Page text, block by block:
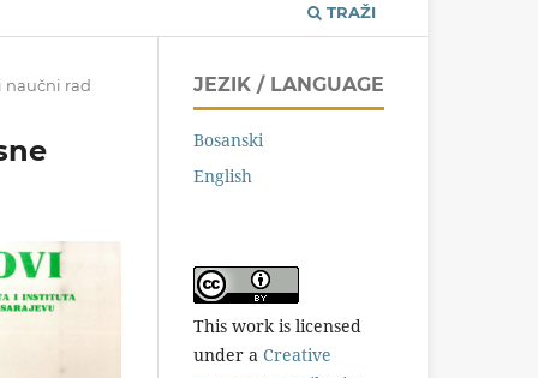
TRAŽI
rad JEZIK / LANGUAGE
Bosanski
English
This work is licensed
under a Creative